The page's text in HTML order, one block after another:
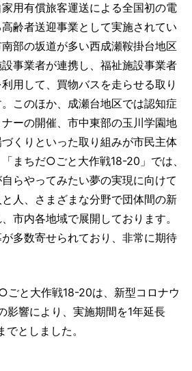
用有償旅客運送による全国初の電
齢者送迎事業として実施されてい
部の坂道が多い西成瀬鞍掛台地区
事業者が連携し、福祉施設事業者
用して、買物バスを走らせる取り
このほか、成瀬台地区では認知症
ーの開催、市中東部の玉川学園地
くりといった取り組みが市民主体
まちだ○ごと大作戦18-20」では、
らやってみたい夢の実現に向けて
人、さまざまな分野で団体間の新
市内各地域で展開しております。
多数寄せられており、非常に期待
と大作戦18-20は、新型コロナウ
影響により、実施期間を1年延長
としました。